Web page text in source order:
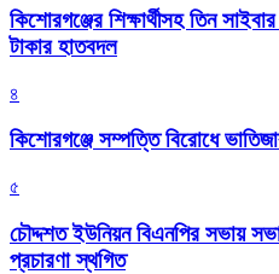
কিশোরগঞ্জের শিক্ষার্থীসহ তিন
টাকার হাতবদল
৪
কিশোরগঞ্জে সম্পত্তি বিরোধে
৫
চৌদ্দশত ইউনিয়ন বিএনপির সভায়
প্রচারণা স্থগিত